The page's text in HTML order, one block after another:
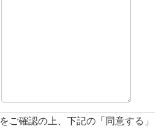
をご確認の上、下記の「同意する」